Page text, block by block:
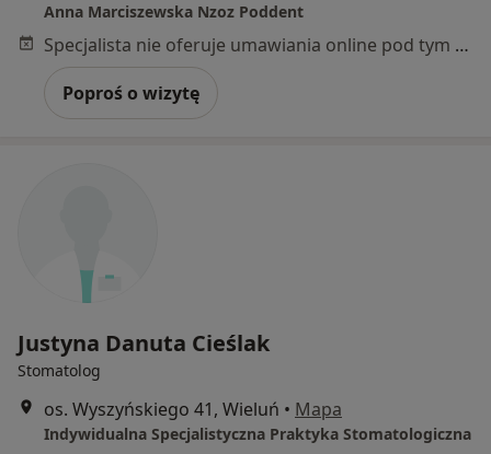
Anna Marciszewska Nzoz Poddent
Specjalista nie oferuje umawiania online pod tym adresem.
Poproś o wizytę
Justyna Danuta Cieślak
Stomatolog
os. Wyszyńskiego 41, Wieluń • Mapa
Indywidualna Specjalistyczna Praktyka Stomatologiczna